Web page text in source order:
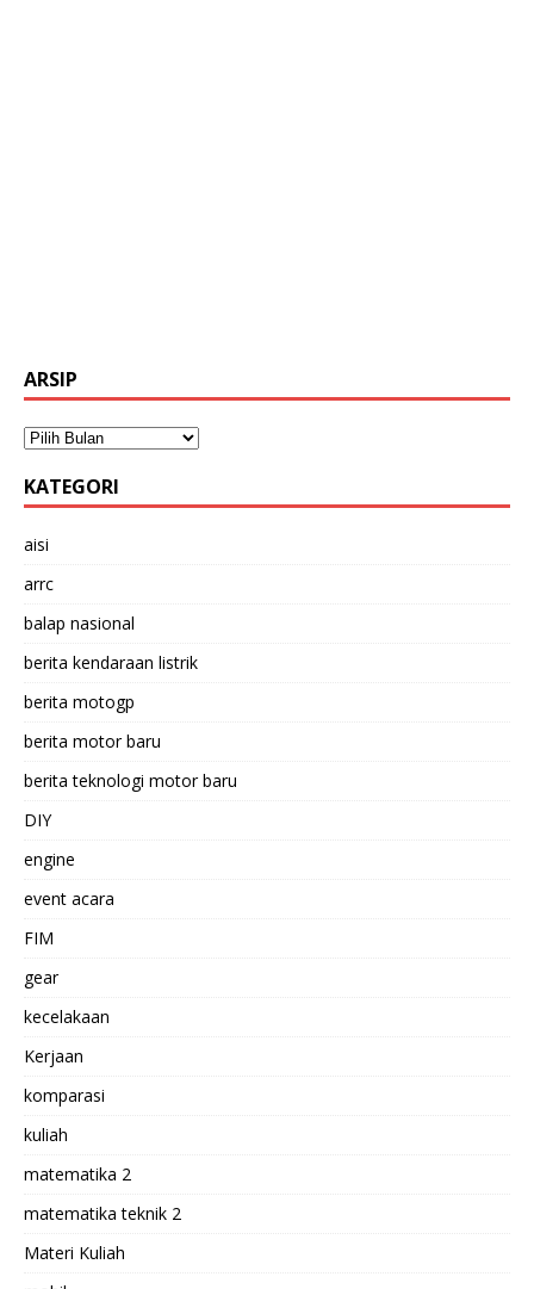
ARSIP
KATEGORI
aisi
arrc
balap nasional
berita kendaraan listrik
berita motogp
berita motor baru
berita teknologi motor baru
DIY
engine
event acara
FIM
gear
kecelakaan
Kerjaan
komparasi
kuliah
matematika 2
matematika teknik 2
Materi Kuliah